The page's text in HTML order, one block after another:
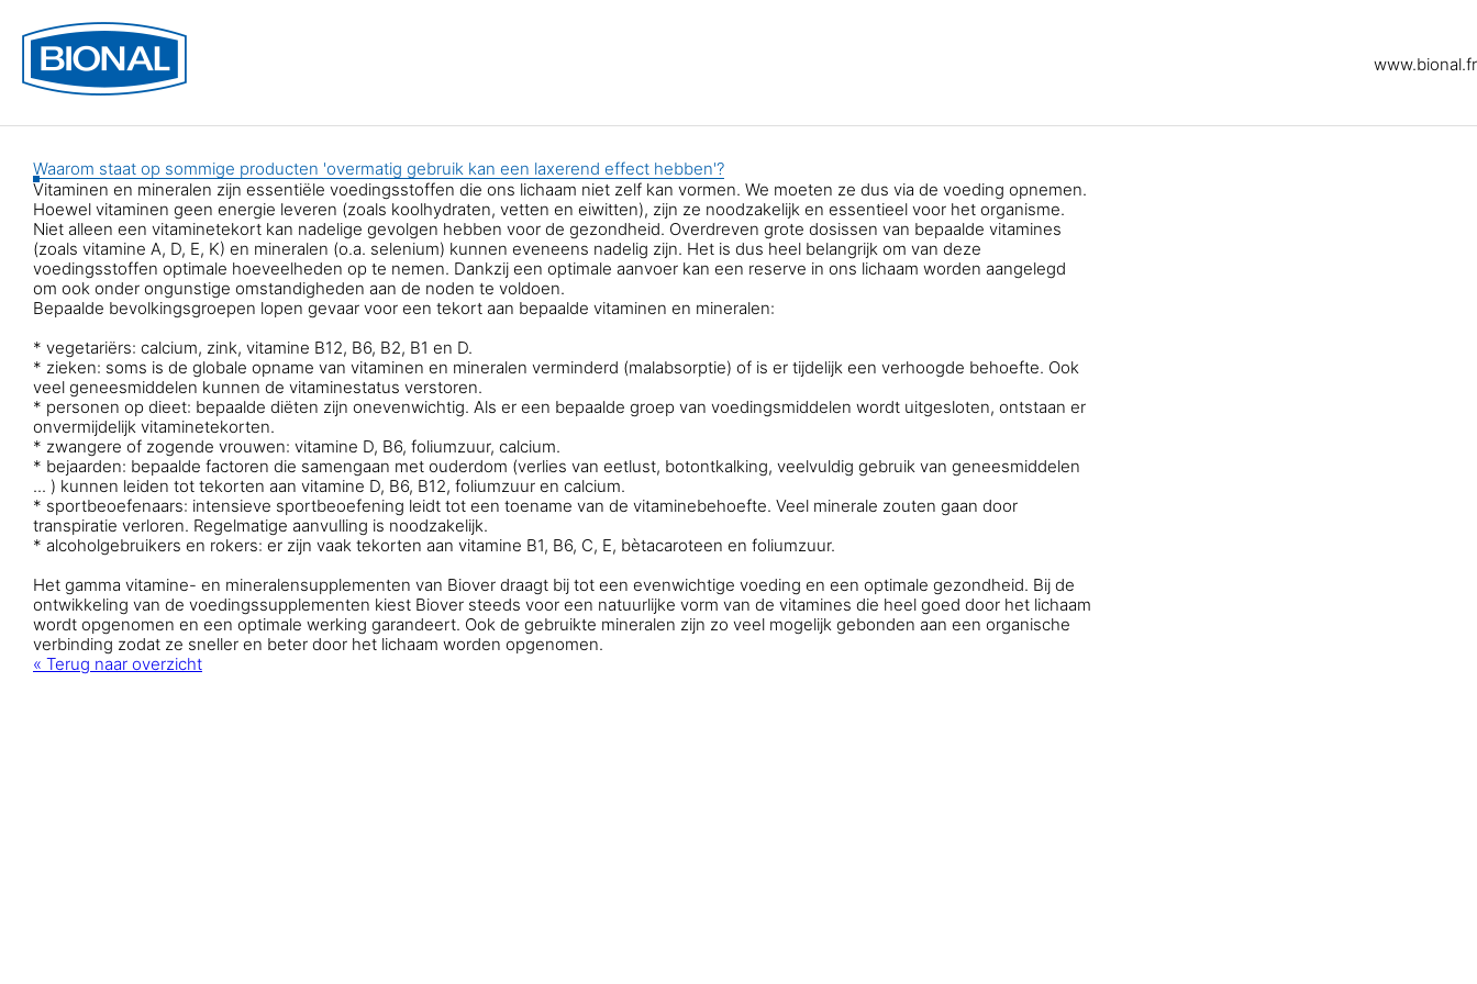
www.bional.fr
Waarom staat op sommige producten 'overmatig gebruik kan een laxerend effect hebben'?
Vitaminen en mineralen zijn essentiële voedingsstoffen die ons lichaam niet zelf kan vormen. We moeten ze dus via de voeding opnemen.
Hoewel vitaminen geen energie leveren (zoals koolhydraten, vetten en eiwitten), zijn ze noodzakelijk en essentieel voor het organisme.
Niet alleen een vitaminetekort kan nadelige gevolgen hebben voor de gezondheid. Overdreven grote dosissen van bepaalde vitamines
(zoals vitamine A, D, E, K) en mineralen (o.a. selenium) kunnen eveneens nadelig zijn. Het is dus heel belangrijk om van deze
voedingsstoffen optimale hoeveelheden op te nemen. Dankzij een optimale aanvoer kan een reserve in ons lichaam worden aangelegd
om ook onder ongunstige omstandigheden aan de noden te voldoen.
Bepaalde bevolkingsgroepen lopen gevaar voor een tekort aan bepaalde vitaminen en mineralen:
* vegetariërs: calcium, zink, vitamine B12, B6, B2, B1 en D.
* zieken: soms is de globale opname van vitaminen en mineralen verminderd (malabsorptie) of is er tijdelijk een verhoogde behoefte. Ook
veel geneesmiddelen kunnen de vitaminestatus verstoren.
* personen op dieet: bepaalde diëten zijn onevenwichtig. Als er een bepaalde groep van voedingsmiddelen wordt uitgesloten, ontstaan er
onvermijdelijk vitaminetekorten.
* zwangere of zogende vrouwen: vitamine D, B6, foliumzuur, calcium.
* bejaarden: bepaalde factoren die samengaan met ouderdom (verlies van eetlust, botontkalking, veelvuldig gebruik van geneesmiddelen
... ) kunnen leiden tot tekorten aan vitamine D, B6, B12, foliumzuur en calcium.
* sportbeoefenaars: intensieve sportbeoefening leidt tot een toename van de vitaminebehoefte. Veel minerale zouten gaan door
transpiratie verloren. Regelmatige aanvulling is noodzakelijk.
* alcoholgebruikers en rokers: er zijn vaak tekorten aan vitamine B1, B6, C, E, bètacaroteen en foliumzuur.
Het gamma vitamine- en mineralensupplementen van Biover draagt bij tot een evenwichtige voeding en een optimale gezondheid. Bij de
ontwikkeling van de voedingssupplementen kiest Biover steeds voor een natuurlijke vorm van de vitamines die heel goed door het lichaam
wordt opgenomen en een optimale werking garandeert. Ook de gebruikte mineralen zijn zo veel mogelijk gebonden aan een organische
verbinding zodat ze sneller en beter door het lichaam worden opgenomen.
« Terug naar overzicht